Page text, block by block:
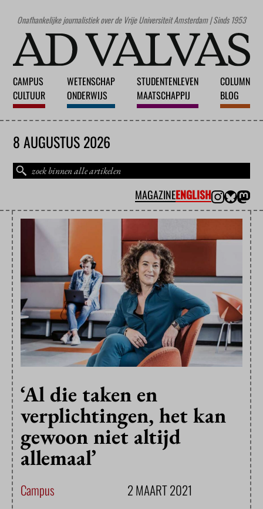
Onafhankelijke journalistiek over de Vrije Universiteit Amsterdam | Sinds 1953
CAMPUS
CULTUUR
WETENSCHAP
ONDERWIJS
STUDENTENLEVEN
MAATSCHAPPIJ
COLUMN
BLOG
8 AUGUSTUS 2026
MAGAZINEENGLISH
‘Al die taken en
verplichtingen, het kan
gewoon niet altijd
allemaal’
Campus 2 MAART 2021